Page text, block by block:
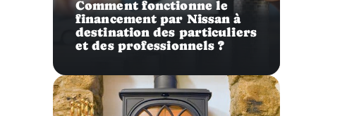
Comment fonctionne le
financement par Nissan à
destination des particuliers
et des professionnels ?